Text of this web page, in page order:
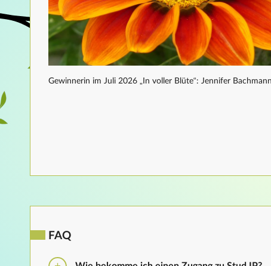
Gewinnerin im Juli 2026 „In voller Blüte“: Jennifer Bachmann
FAQ